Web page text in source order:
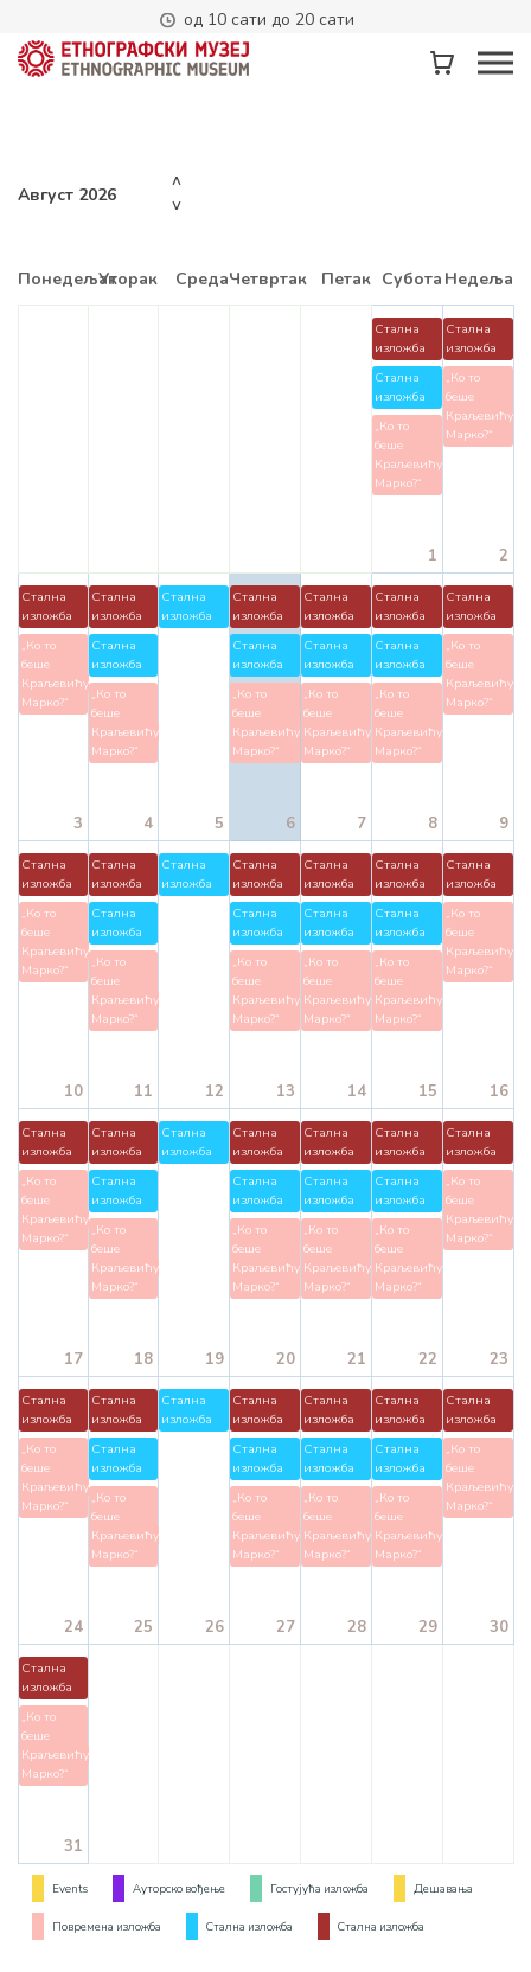
од 10 сати до 20 сати
<
Август 2026
>
ПонедељакУторак CредаЧетвртак Петак Субота Недеља
1
Стална
изложба
Стална
изложба
„Ко то
беше
Краљевићу
Марко?“
2
Стална
изложба
„Ко то
беше
Краљевићу
Марко?“
3
Стална
изложба
„Ко то
беше
Краљевићу
Марко?“
4
Стална
изложба
Стална
изложба
„Ко то
беше
Краљевићу
Марко?“
5
Стална
изложба
6
Стална
изложба
Стална
изложба
„Ко то
беше
Краљевићу
Марко?“
7
Стална
изложба
Стална
изложба
„Ко то
беше
Краљевићу
Марко?“
8
Стална
изложба
Стална
изложба
„Ко то
беше
Краљевићу
Марко?“
9
Стална
изложба
„Ко то
беше
Краљевићу
Марко?“
10
Стална
изложба
„Ко то
беше
Краљевићу
Марко?“
11
Стална
изложба
Стална
изложба
„Ко то
беше
Краљевићу
Марко?“
12
Стална
изложба
13
Стална
изложба
Стална
изложба
„Ко то
беше
Краљевићу
Марко?“
14
Стална
изложба
Стална
изложба
„Ко то
беше
Краљевићу
Марко?“
15
Стална
изложба
Стална
изложба
„Ко то
беше
Краљевићу
Марко?“
16
Стална
изложба
„Ко то
беше
Краљевићу
Марко?“
17
Стална
изложба
„Ко то
беше
Краљевићу
Марко?“
18
Стална
изложба
Стална
изложба
„Ко то
беше
Краљевићу
Марко?“
19
Стална
изложба
20
Стална
изложба
Стална
изложба
„Ко то
беше
Краљевићу
Марко?“
21
Стална
изложба
Стална
изложба
„Ко то
беше
Краљевићу
Марко?“
22
Стална
изложба
Стална
изложба
„Ко то
беше
Краљевићу
Марко?“
23
Стална
изложба
„Ко то
беше
Краљевићу
Марко?“
24
Стална
изложба
„Ко то
беше
Краљевићу
Марко?“
25
Стална
изложба
Стална
изложба
„Ко то
беше
Краљевићу
Марко?“
26
Стална
изложба
27
Стална
изложба
Стална
изложба
„Ко то
беше
Краљевићу
Марко?“
28
Стална
изложба
Стална
изложба
„Ко то
беше
Краљевићу
Марко?“
29
Стална
изложба
Стална
изложба
„Ко то
беше
Краљевићу
Марко?“
30
Стална
изложба
„Ко то
беше
Краљевићу
Марко?“
31
Стална
изложба
„Ко то
беше
Краљевићу
Марко?“
Events Ауторско вођење Гостујућа изложба Дешавања
Повремена изложба Стална изложба Стална изложба